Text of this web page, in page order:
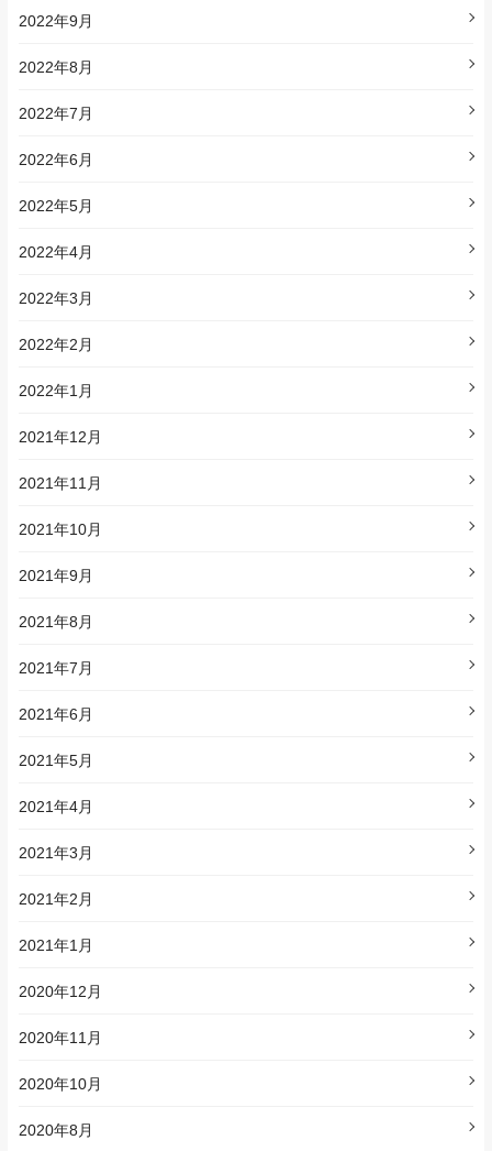
2022年9月
2022年8月
2022年7月
2022年6月
2022年5月
2022年4月
2022年3月
2022年2月
2022年1月
2021年12月
2021年11月
2021年10月
2021年9月
2021年8月
2021年7月
2021年6月
2021年5月
2021年4月
2021年3月
2021年2月
2021年1月
2020年12月
2020年11月
2020年10月
2020年8月